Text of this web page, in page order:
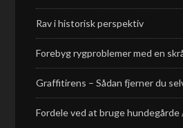
Rav i historisk perspektiv
Forebyg rygproblemer med en
Graffitirens – Sådan fjerner du
Fordele ved at bruge